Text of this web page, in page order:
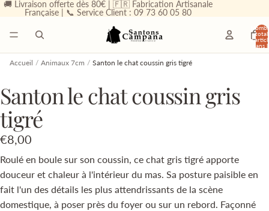
🚚 Livraison offerte dès 80€ | 🇫🇷 Fabrication Artisanale
Française | 📞 Service Client : 09 73 60 05 80
total
dans
Accueil / Animaux 7cm / Santon le chat coussin gris tigré
Santon le chat coussin gris
tigré
€8,00
Roulé en boule sur son coussin, ce chat gris tigré apporte
douceur et chaleur à l'intérieur du mas. Sa posture paisible en
fait l'un des détails les plus attendrissants de la scène
domestique, à poser près du foyer ou sur un rebord. Façonné